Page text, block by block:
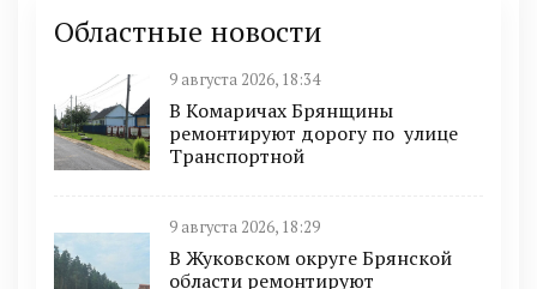
Областные новости
9 августа 2026, 18:34
В Комаричах Брянщины
ремонтируют дорогу по улице
Транспортной
9 августа 2026, 18:29
В Жуковском округе Брянской
области ремонтируют